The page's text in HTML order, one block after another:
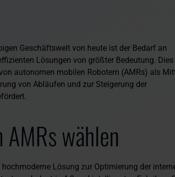
Geschäftswelt von heute ist der Bedarf an
Lösungen von größter Bedeutung.
autonomen mobilen Robotern (AMRs) als
von Abläufen und zur Steigerung der
AMRs wählen
Lösung zur Optimierung der